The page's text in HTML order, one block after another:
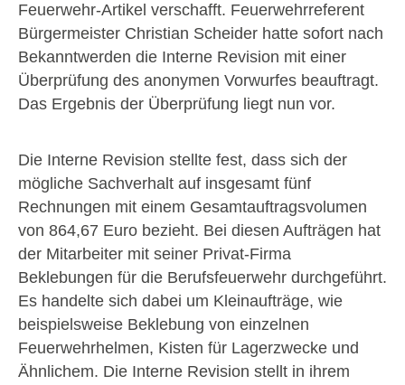
Feuerwehr-Artikel verschafft. Feuerwehrreferent
Bürgermeister Christian Scheider hatte sofort nach
Bekanntwerden die Interne Revision mit einer
Überprüfung des anonymen Vorwurfes beauftragt.
Das Ergebnis der Überprüfung liegt nun vor.
Die Interne Revision stellte fest, dass sich der
mögliche Sachverhalt auf insgesamt fünf
Rechnungen mit einem Gesamtauftragsvolumen
von 864,67 Euro bezieht. Bei diesen Aufträgen hat
der Mitarbeiter mit seiner Privat-Firma
Beklebungen für die Berufsfeuerwehr durchgeführt.
Es handelte sich dabei um Kleinaufträge, wie
beispielsweise Beklebung von einzelnen
Feuerwehrhelmen, Kisten für Lagerzwecke und
Ähnlichem. Die Interne Revision stellt in ihrem